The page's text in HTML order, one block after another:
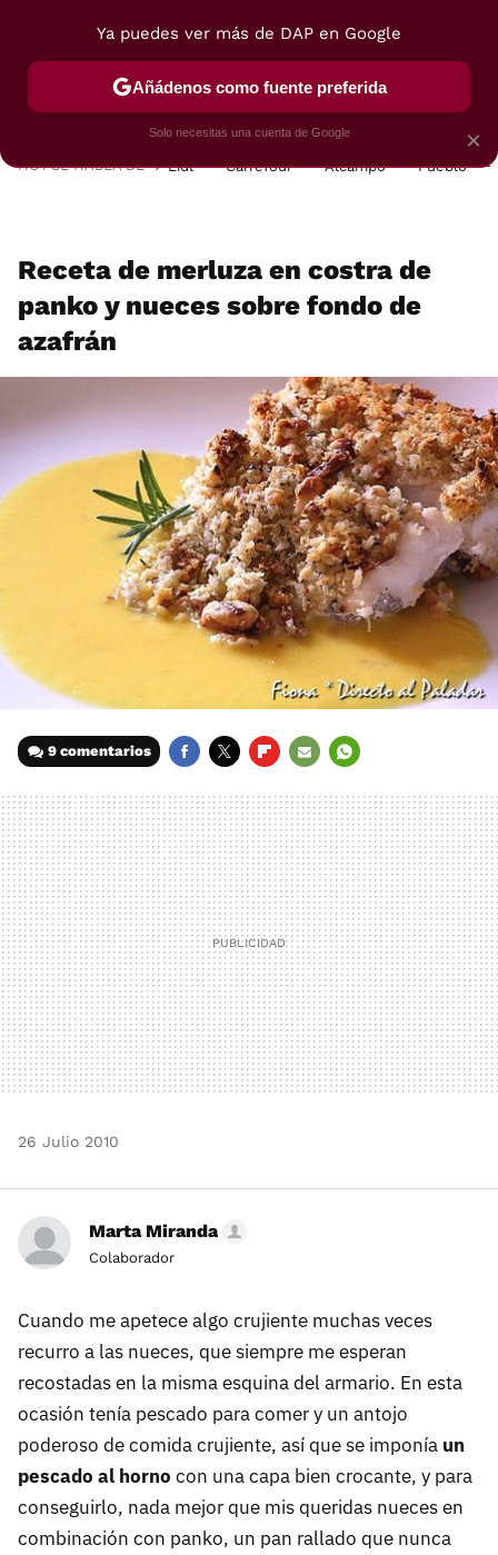
POSTRES VIAJES SELECCIÓN VEGUI
HOY SE HABLA DE Lidl Carrefour Alcampo Pueblo
Receta de merluza en costra de
panko y nueces sobre fondo de
azafrán
9 comentarios
MAIL
26 Julio 2010
Marta Miranda
Colaborador
Cuando me apetece algo crujiente muchas veces
recurro a las nueces, que siempre me esperan
recostadas en la misma esquina del armario. En esta
ocasión tenía pescado para comer y un antojo
poderoso de comida crujiente, así que se imponía un
pescado al horno con una capa bien crocante, y para
conseguirlo, nada mejor que mis queridas nueces en
combinación con panko, un pan rallado que nunca
×
Ya puedes ver más de DAP en Google
Añádenos como fuente preferida
Solo necesitas una cuenta de Google